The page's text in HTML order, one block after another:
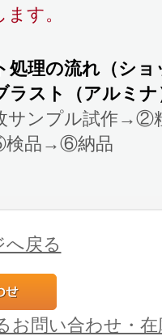
す。
処理の流れ（シ
ラスト（アルミナ
サンプル試作→②
品→⑥納品
戻る
お問い合わせ・